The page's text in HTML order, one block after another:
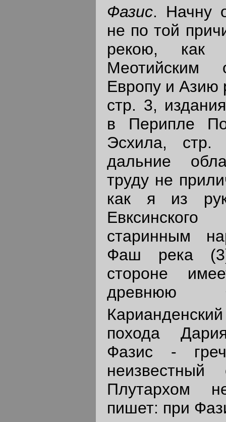
Фазис. Начну
не по той
рекою, как
Европу и Азию
стр. 3,
в Перипле
Эсхила,
дальние
труду не
как я из
старинным
Фаш река
стороне
древнюю
похода
Фазис -
Плутархом
пишет: при